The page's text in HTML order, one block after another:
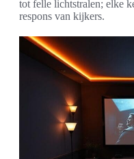
tot felle lichtstralen; elke
respons van kijkers.